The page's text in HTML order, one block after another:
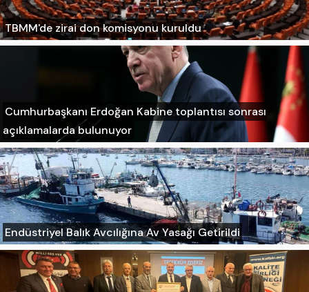
TBMM'de zirai don komisyonu kuruldu
Cumhurbaşkanı Erdoğan Kabine toplantısı sonrası
açıklamalarda bulunuyor
Endüstriyel Balık Avcılığına Av Yasağı Getirildi